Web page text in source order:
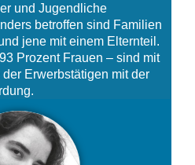
und Jugendliche
betroffen sind Familien
jene mit einem Elternteil.
Prozent Frauen – sind mit
Erwerbstätigen mit der